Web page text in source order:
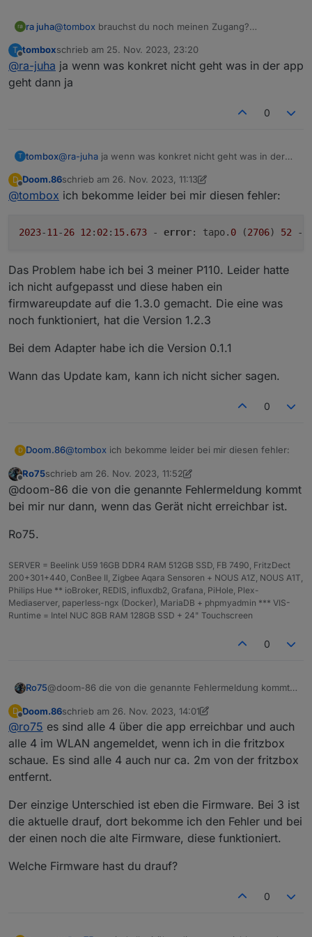
6_Build_230426_Rel.48373n_up_boot-
http://download.tplinkcloud.com/Tapo_C210v2_en_1.3.
6_Build_230426_Rel.48373n_up_boot-
signed_1685669876500.bin
http://download.tplinkcloud.com/Tapo_C210v2_en_1.3.
signed_1692705501486.bin
7_Build_230823_Rel.55314n_up_boot-
signed_1694485341129.bin
signed_1694485425412.bin
signed_1694485462220.bin
http://download.tplinkcloud.com/Tapo_C210v2_en_1.3.
7_Build_230823_Rel.55314n_up_boot-
signed_1694588891986.bin
http://download.tplinkcloud.com/Tapo_C210v2_en_1.3.
7_Build_230823_Rel.55314n_up_boot-
signed_1694588926711.bin
7_Build_230823_Rel.55314n_up_boot-
http://download.tplinkcloud.com/Tapo_C210v2_en_1.3.
http://download.tplinkcloud.com/Tapo_C210v2_en_1.3.
signed_1695700455312.bin
http://download.tplinkcloud.com/Tapo_C210v2_en_1.3.
7_Build_230823_Rel.55314n_up_boot-
signed_1696901068257.bin
http://download.tplinkcloud.com/Tapo_C210v2_en_1.3.
7_Build_230823_Rel.55314n_up_boot-
signed_1697008041834.bin
http://download.tplinkcloud.com/Tapo_C210v2_en_1.3.
7_Build_230823_Rel.55314n_up_boot-
http://download.tplinkcloud.com/Tapo_C210v2_en_1.3.
http://download.tplinkcloud.com/Tapo_C210v2_en_1.3.
signed_1697438277951.bin
http://download.tplinkcloud.com/Tapo_C210v2_en_1.3.
7_Build_230823_Rel.55314n_up_boot-
signed_1697442790097.bin
http://download.tplinkcloud.com/Tapo_C210v2_en_1.3.
http://download.tplinkcloud.com/Tapo_C210v2_en_1.3.
8_Build_230913_Rel.57186n_up_boot-
signed_1695798525210.bin
http://download.tplinkcloud.com/Tapo_C210v2_en_1.3.
signed_1695798602228.bin
ra juha@tombox brauchst du noch meinen Zugang?
gern über iob steuern würde:-)
Grüssle und Danke
T
Offline
tomboxschrieb am 25. Nov. 2023, 23:20
zuletzt editiert von
@ra-juha ja wenn was konkret nicht geht was in der app
geht dann ja
0
T tombox@ra-juha ja wenn was konkret nicht geht was in der
D
Offline
Doom.86schrieb am 26. Nov. 2023, 11:13
zuletzt editiert von Doom.86
@tombox ich bekomme leider bei mir diesen fehler:
2023-11 -26 12 : 02 : 15.673 - error: tapo. 0 (2706) 52 -
Das Problem habe ich bei 3 meiner P110. Leider hatte
ich nicht aufgepasst und diese haben ein
firmwareupdate auf die 1.3.0 gemacht. Die eine was
noch funktioniert, hat die Version 1.2.3
Bei dem Adapter habe ich die Version 0.1.1
Wann das Update kam, kann ich nicht sicher sagen.
0
D Doom.86@tombox ich bekomme leider bei mir diesen fehler:
Das Problem habe ich bei 3 meiner P110. Leider hatte
ich nicht aufgepasst und diese haben ein
Offline
Ro75schrieb am 26. Nov. 2023, 11:52
zuletzt editiert von Ro75
@doom-86 die von die genannte Fehlermeldung kommt
bei mir nur dann, wenn das Gerät nicht erreichbar ist.
Ro75.
SERVER = Beelink U59 16GB DDR4 RAM 512GB SSD, FB 7490, FritzDect
200+301+440, ConBee II, Zigbee Aqara Sensoren + NOUS A1Z, NOUS A1T,
Philips Hue ** ioBroker, REDIS, influxdb2, Grafana, PiHole, Plex-
Mediaserver, paperless-ngx (Docker), MariaDB + phpmyadmin *** VIS-
Runtime = Intel NUC 8GB RAM 128GB SSD + 24" Touchscreen
0
Ro75@doom-86 die von die genannte Fehlermeldung kommt
Ro75.
D
Offline
Doom.86schrieb am 26. Nov. 2023, 14:01
zuletzt editiert von Doom.86
@ro75 es sind alle 4 über die app erreichbar und auch
alle 4 im WLAN angemeldet, wenn ich in die fritzbox
schaue. Es sind alle 4 auch nur ca. 2m von der fritzbox
entfernt.
Der einzige Unterschied ist eben die Firmware. Bei 3 ist
die aktuelle drauf, dort bekomme ich den Fehler und bei
der einen noch die alte Firmware, diese funktioniert.
Welche Firmware hast du drauf?
0